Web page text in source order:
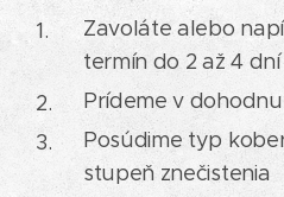
Zavoláte alebo
termín do 2 až 4 dní
Prídeme v
Posúdime typ
stupeň znečistenia